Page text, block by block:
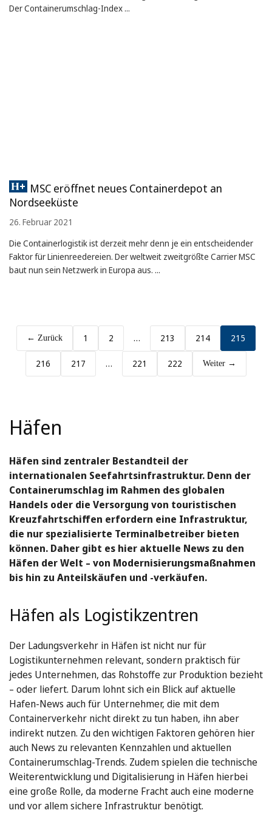
Der Containerumschlag-Index ...
MSC eröffnet neues Containerdepot an
Nordseeküste
26. Februar 2021
Die Containerlogistik ist derzeit mehr denn je ein entscheidender
Faktor für Linienreedereien. Der weltweit zweitgrößte Carrier MSC
baut nun sein Netzwerk in Europa aus. ...
← Zurück 1 2 … 213 214 215
216 217 … 221 222 Weiter →
Häfen
Häfen sind zentraler Bestandteil der
internationalen Seefahrtsinfrastruktur. Denn der
Containerumschlag im Rahmen des globalen
Handels oder die Versorgung von touristischen
Kreuzfahrtschiffen erfordern eine Infrastruktur,
die nur spezialisierte Terminalbetreiber bieten
können. Daher gibt es hier aktuelle News zu den
Häfen der Welt – von Modernisierungsmaßnahmen
bis hin zu Anteilskäufen und -verkäufen.
Häfen als Logistikzentren
Der Ladungsverkehr in Häfen ist nicht nur für
Logistikunternehmen relevant, sondern praktisch für
jedes Unternehmen, das Rohstoffe zur Produktion bezieht
– oder liefert. Darum lohnt sich ein Blick auf aktuelle
Hafen-News auch für Unternehmer, die mit dem
Containerverkehr nicht direkt zu tun haben, ihn aber
indirekt nutzen. Zu den wichtigen Faktoren gehören hier
auch News zu relevanten Kennzahlen und aktuellen
Containerumschlag-Trends. Zudem spielen die technische
Weiterentwicklung und Digitalisierung in Häfen hierbei
eine große Rolle, da moderne Fracht auch eine moderne
und vor allem sichere Infrastruktur benötigt.